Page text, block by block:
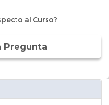
al Curso?
Pregunta